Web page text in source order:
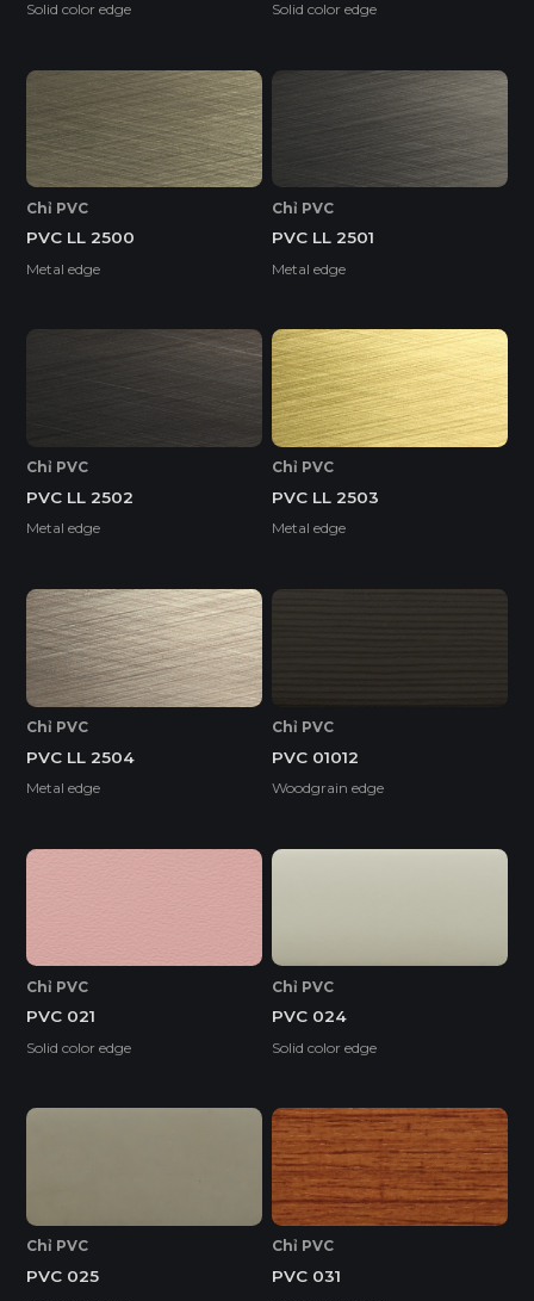
Solid color edge Solid color edge
Chỉ PVC
PVC LL 2500
Metal edge
Chỉ PVC
PVC LL 2501
Metal edge
Chỉ PVC
PVC LL 2502
Metal edge
Chỉ PVC
PVC LL 2503
Metal edge
Chỉ PVC
PVC LL 2504
Metal edge
Chỉ PVC
PVC 01012
Woodgrain edge
Chỉ PVC
PVC 021
Solid color edge
Chỉ PVC
PVC 024
Solid color edge
Chỉ PVC
PVC 025
Chỉ PVC
PVC 031